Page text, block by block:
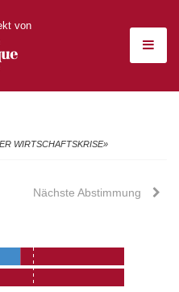
von
WIRTSCHAFTSKRISE»
Nächste Abstimmung